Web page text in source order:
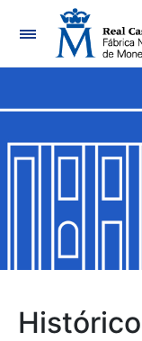
Mostrar/
Mostrar/
Mostrar/